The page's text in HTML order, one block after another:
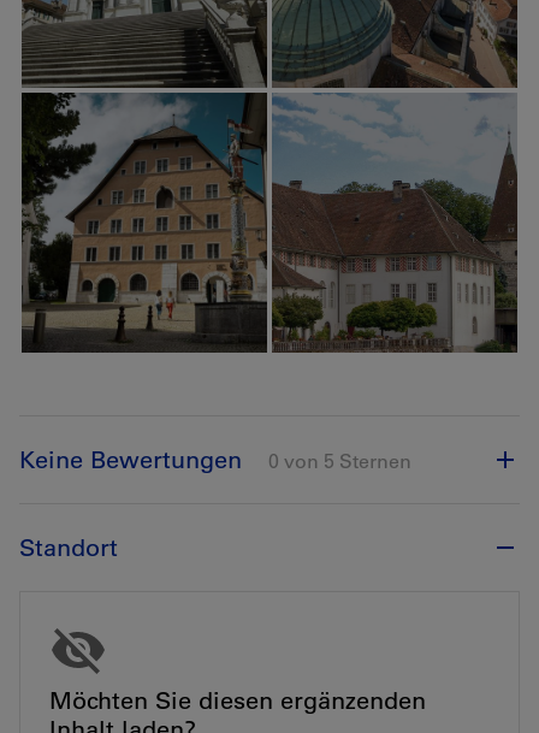
Keine Bewertungen 0 von 5 Sternen
Standort
Möchten Sie diesen ergänzenden